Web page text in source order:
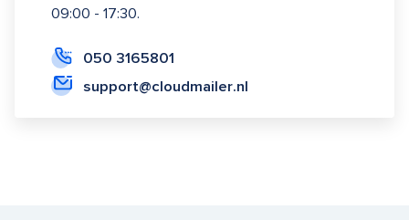
09:00 - 17:30.
050 3165801
support@cloudmailer.nl